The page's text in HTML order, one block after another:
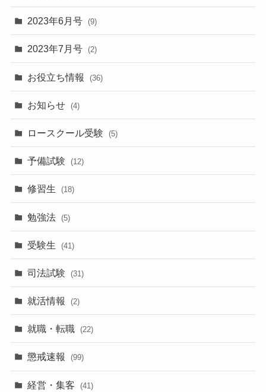
2023年6月号 (9)
2023年7月号 (2)
お役立ち情報 (36)
お知らせ (4)
ロースクール受験 (5)
予備試験 (12)
修習生 (18)
勉強法 (5)
受験生 (41)
司法試験 (31)
就活情報 (2)
就職・転職 (22)
懲戒速報 (99)
経営・集客 (41)